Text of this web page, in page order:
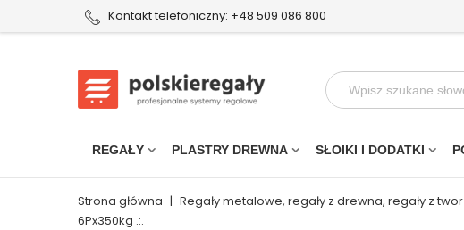
Kontakt telefoniczny: +48 509 086 800
REGAŁY PLASTRY DREWNA SŁOIKI I DODATKI
Strona główna | Regały metalowe, regały z drewna, regały z
6Px350kg .:.